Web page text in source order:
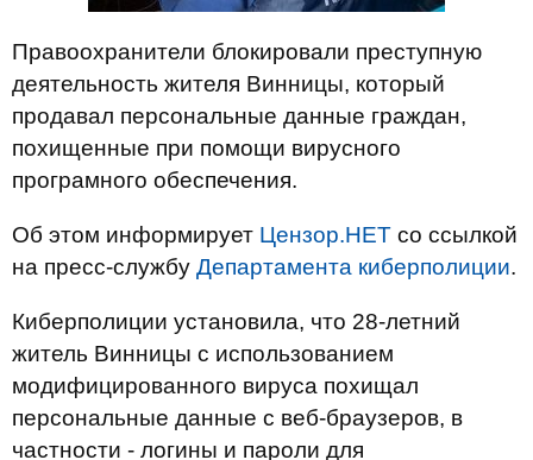
Правоохранители блокировали преступную
деятельность жителя Винницы, который
продавал персональные данные граждан,
похищенные при помощи вирусного
програмного обеспечения.
Об этом информирует Цензор.НЕТ со ссылкой
на пресс-службу Департамента киберполиции.
Киберполиции установила, что 28-летний
житель Винницы с использованием
модифицированного вируса похищал
персональные данные с веб-браузеров, в
частности - логины и пароли для